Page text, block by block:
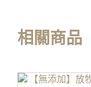
相關商品